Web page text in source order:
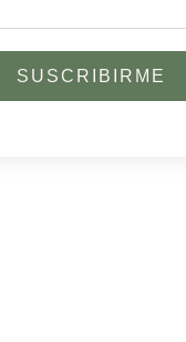
SUSCRIBIRME